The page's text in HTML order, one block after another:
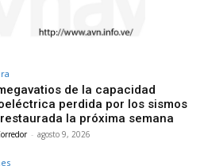
de la capacidad
perdida por los sismos
la próxima semana
- agosto 9, 2026